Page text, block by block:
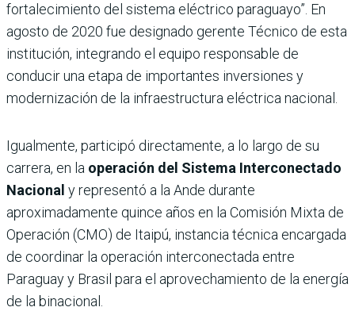
fortalecimiento del sistema eléctrico paraguayo”. En
agosto de 2020 fue designado gerente Técnico de esta
institución, integrando el equipo responsable de
conducir una etapa de importantes inversiones y
modernización de la infraestructura eléctrica nacional.
Igualmente, participó directamente, a lo largo de su
carrera, en la operación del Sistema Interconectado
Nacional y representó a la Ande durante
aproximadamente quince años en la Comisión Mixta de
Operación (CMO) de Itaipú, instancia técnica encargada
de coordinar la operación interconectada entre
Paraguay y Brasil para el aprovechamiento de la energía
de la binacional.